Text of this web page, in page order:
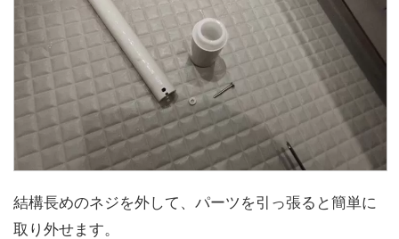
結構長めのネジを外して、パーツを引っ張ると簡単に
取り外せます。